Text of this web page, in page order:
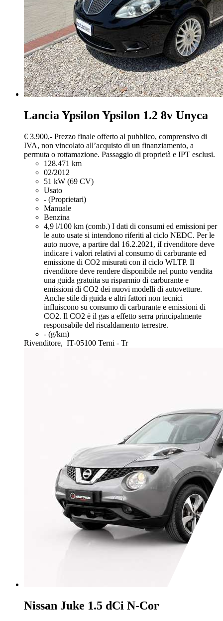
Lancia Ypsilon Ypsilon 1.2 8v Unyca
€ 3.900,- Prezzo finale offerto al pubblico, comprensivo di
IVA, non vincolato all’acquisto di un finanziamento, a
permuta o rottamazione. Passaggio di proprietà e IPT esclusi.
128.471 km
02/2012
51 kW (69 CV)
Usato
- (Proprietari)
Manuale
Benzina
4,9 l/100 km (comb.) I dati di consumi ed emissioni per
le auto usate si intendono riferiti al ciclo NEDC. Per le
auto nuove, a partire dal 16.2.2021, iI rivenditore deve
indicare i valori relativi al consumo di carburante ed
emissione di CO2 misurati con il ciclo WLTP. Il
rivenditore deve rendere disponibile nel punto vendita
una guida gratuita su risparmio di carburante e
emissioni di CO2 dei nuovi modelli di autovetture.
Anche stile di guida e altri fattori non tecnici
influiscono su consumo di carburante e emissioni di
CO2. Il CO2 è il gas a effetto serra principalmente
responsabile del riscaldamento terrestre.
- (g/km)
Rivenditore, IT-05100 Terni - Tr
Nissan Juke 1.5 dCi N-Connecta 6MT